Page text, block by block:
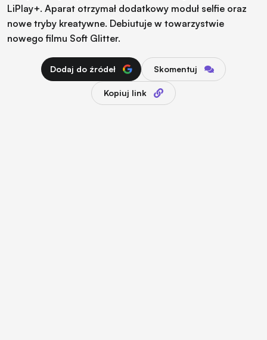
LiPlay+. Aparat otrzymał dodatkowy moduł selfie oraz
nowe tryby kreatywne. Debiutuje w towarzystwie
nowego filmu Soft Glitter.
Dodaj do źródeł Skomentuj
Kopiuj link